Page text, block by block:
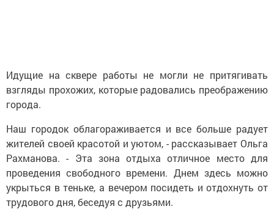
Идущие на сквере работы не могли не притягивать
взгляды прохожих, которые радовались преображению
города.
Наш городок облагораживается и все больше радует
жителей своей красотой и уютом, - рассказывает Ольга
Рахманова. - Эта зона отдыха отличное место для
проведения свободного времени. Днем здесь можно
укрыться в теньке, а вечером посидеть и отдохнуть от
трудового дня, беседуя с друзьями.